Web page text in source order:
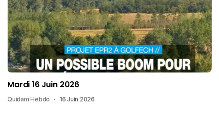
Mardi 16 Juin 2026
Quidam Hebdo 16 Juin 2026